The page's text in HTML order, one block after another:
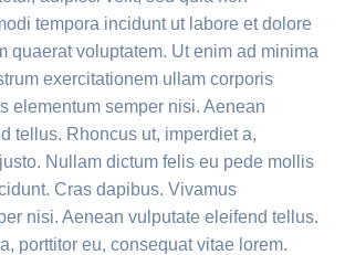
tempora incidunt ut labore et dolore
quaerat voluptatem. Ut enim ad minima
exercitationem ullam corporis
elementum semper nisi. Aenean
tellus. Rhoncus ut, imperdiet a,
Nullam dictum felis eu pede mollis
Cras dapibus. Vivamus
nisi. Aenean vulputate eleifend tellus.
porttitor eu, consequat vitae lorem.